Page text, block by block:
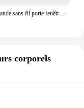
Télécommande sans fil porte fenêtre alarme maison sans fil PIR/capteur d'alarme de mouvement avec 2 alarmes télécommandées 120db
corporels